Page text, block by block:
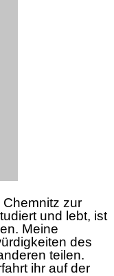
Chemnitz zur
und lebt, ist
Meine
des
teilen.
ihr auf der